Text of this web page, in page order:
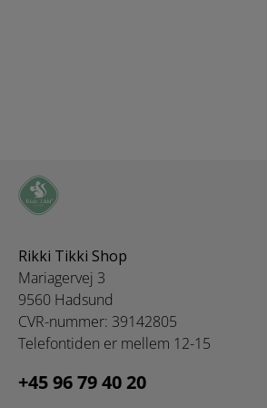
Rikki Tikki Shop
Mariagervej 3
9560 Hadsund
CVR-nummer: 39142805
Telefontiden er mellem 12-15
+45 96 79 40 20